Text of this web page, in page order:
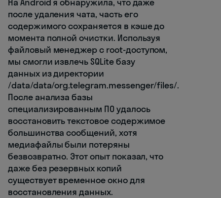
после удаления чата, часть его
содержимого сохраняется в кэше до
момента полной очистки. Используя
файловый менеджер с root-доступом,
мы смогли извлечь SQLite базу
данных из директории
/data/data/org.telegram.messenger/files/.
После анализа базы
специализированным ПО удалось
восстановить текстовое содержимое
большинства сообщений, хотя
медиафайлы были потеряны
безвозвратно. Этот опыт показал, что
даже без резервных копий
существует временное окно для
восстановления данных.